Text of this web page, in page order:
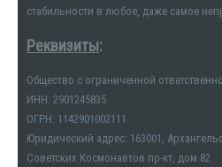
стабильности в любое, даже самое
Реквизиты:
Общество с ограниченной
ИНН: 2901245835
ОГРН: 1142901002111
Юридический адрес: 163001,
Советских Космонавтов пр-кт, дом 82